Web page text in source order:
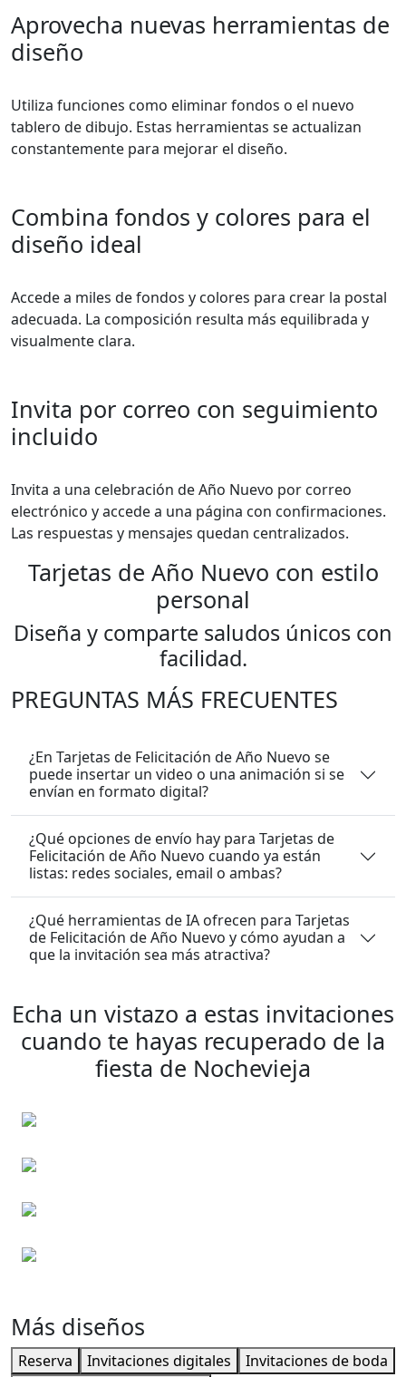
Aprovecha nuevas herramientas de
diseño
Utiliza funciones como eliminar fondos o el nuevo
tablero de dibujo. Estas herramientas se actualizan
constantemente para mejorar el diseño.
Combina fondos y colores para el
diseño ideal
Accede a miles de fondos y colores para crear la postal
adecuada. La composición resulta más equilibrada y
visualmente clara.
Invita por correo con seguimiento
incluido
Invita a una celebración de Año Nuevo por correo
electrónico y accede a una página con confirmaciones.
Las respuestas y mensajes quedan centralizados.
Tarjetas de Año Nuevo con estilo
personal
Diseña y comparte saludos únicos con
facilidad.
PREGUNTAS MÁS FRECUENTES
¿En Tarjetas de Felicitación de Año Nuevo se
puede insertar un video o una animación si se
envían en formato digital?
¿Qué opciones de envío hay para Tarjetas de
Felicitación de Año Nuevo cuando ya están
listas: redes sociales, email o ambas?
¿Qué herramientas de IA ofrecen para Tarjetas
de Felicitación de Año Nuevo y cómo ayudan a
que la invitación sea más atractiva?
Echa un vistazo a estas invitaciones
cuando te hayas recuperado de la
fiesta de Nochevieja
Más diseños
Reserva Invitaciones digitales
Invitaciones de boda